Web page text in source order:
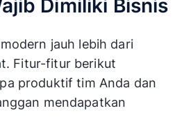
Dimiliki Bisnis
jauh lebih dari
Fitur-fitur berikut
produktif tim Anda dan
mendapatkan